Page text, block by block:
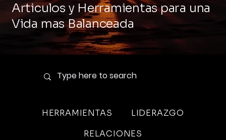
Articulos y Herramientas para una
Vida mas Balanceada
HERRAMIENTAS
LIDERAZGO
RELACIONES